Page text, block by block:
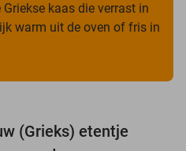
Griekse kaas die verrast in
warm uit de oven of fris in
(Grieks) etentje